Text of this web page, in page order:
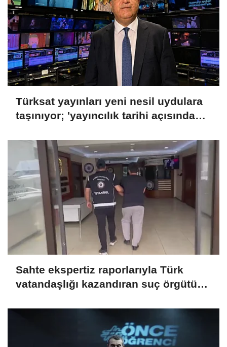
Türksat yayınları yeni nesil uydulara
taşınıyor; 'yayıncılık tarihi açısından
Sahte ekspertiz raporlarıyla Türk
vatandaşlığı kazandıran suç örgütüne